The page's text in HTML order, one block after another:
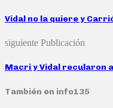
Vidal no la quiere y
siguiente Publicación
Macri y Vidal recularon
También en info135